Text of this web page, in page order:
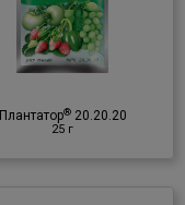
Плантатор®20.20.20
25 г